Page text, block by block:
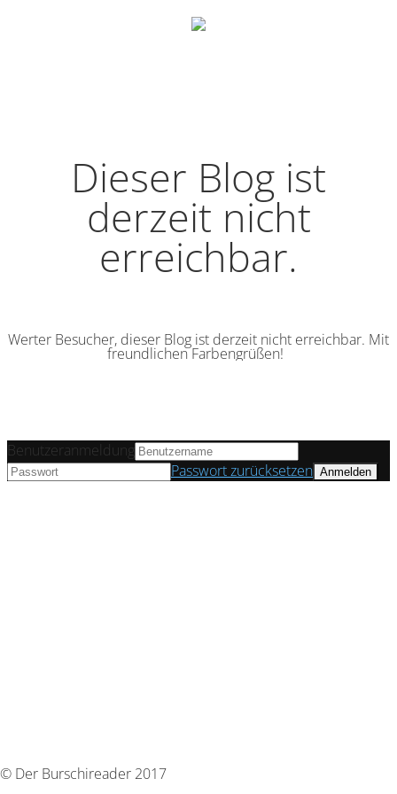
Dieser Blog ist
derzeit nicht
erreichbar.
Werter Besucher, dieser Blog ist derzeit nicht erreichbar. Mit
freundlichen Farbengrüßen!
© Der Burschireader 2017
Benutzeranmeldung
Passwort zurücksetzen